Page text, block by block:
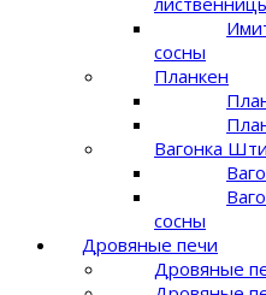
сосны
Планкен
Вагонка
сосны
Дровяные печи
Дровяные